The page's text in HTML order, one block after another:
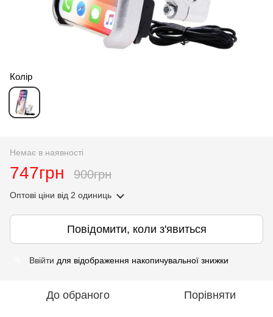
Колір
Немає в наявності
747грн 900грн
Оптові ціни від 2 одиниць
Повідомити, коли з'явиться
Ввійти для відображення накопичувальної знижки
До обраного Порівняти